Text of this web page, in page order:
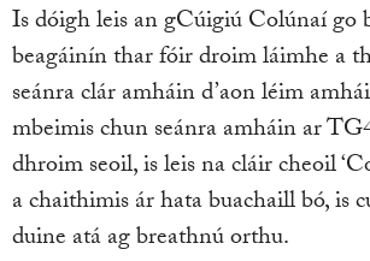
Is dóigh leis an gCúigiú Colúnaí go
beagáinín thar fóir droim láimhe a
seánra clár amháin d’aon léim
mbeimis chun seánra amháin ar
dhroim seoil, is leis na cláir cheoil
a chaithimis ár hata buachaill bó, is
duine atá ag breathnú orthu.